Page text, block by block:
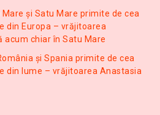
și Satu Mare primite de cea
din Europa – vrăjitoarea
chiar în Satu Mare
și Spania primite de cea
din lume – vrăjitoarea Anastasia